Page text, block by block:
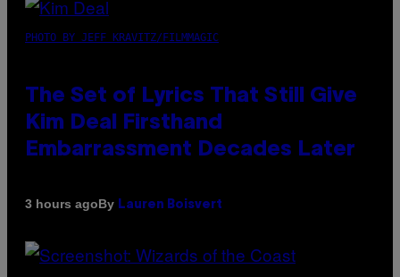
PHOTO BY JEFF KRAVITZ/FILMMAGIC
The Set of Lyrics That Still Give
Kim Deal Firsthand
Embarrassment Decades Later
3 hours agoBy Lauren Boisvert